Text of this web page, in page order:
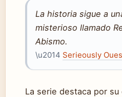
La historia sigue a
misterioso llamado
Abismo.
\u2014 Serieously
La serie destaca por